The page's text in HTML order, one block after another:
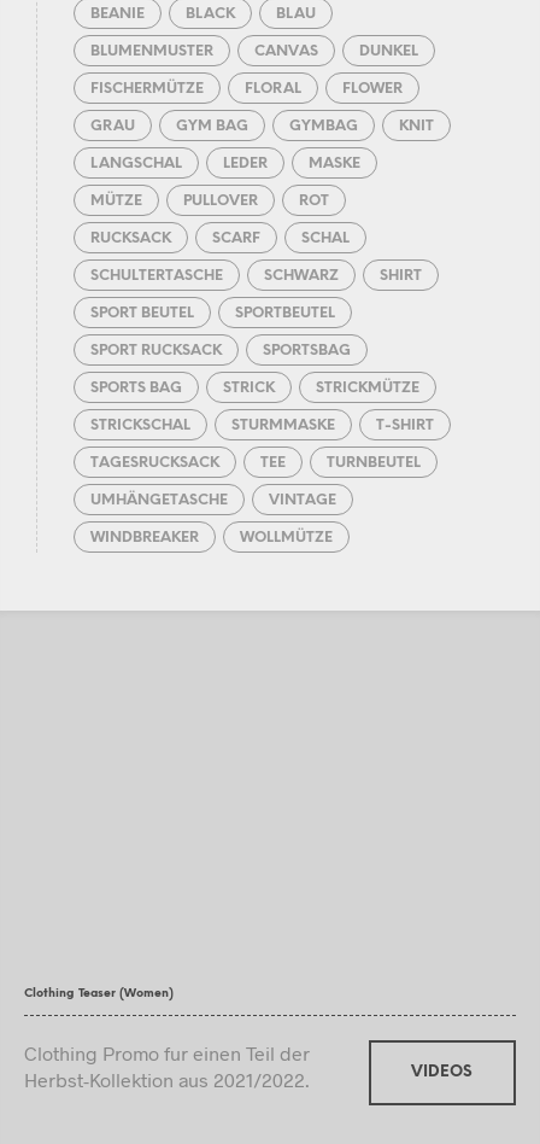
BEANIE BLACK BLAU
BLUMENMUSTER CANVAS DUNKEL
FISCHERMÜTZE FLORAL FLOWER
GRAU GYM BAG GYMBAG KNIT
LANGSCHAL LEDER MASKE
MÜTZE PULLOVER ROT
RUCKSACK SCARF SCHAL
SCHULTERTASCHE SCHWARZ SHIRT
SPORT BEUTEL SPORTBEUTEL
SPORT RUCKSACK SPORTSBAG
SPORTS BAG STRICK STRICKMÜTZE
STRICKSCHAL STURMMASKE T-SHIRT
TAGESRUCKSACK TEE TURNBEUTEL
UMHÄNGETASCHE VINTAGE
WINDBREAKER WOLLMÜTZE
Clothing Teaser (Women)
Clothing Promo fur einen Teil der
Herbst-Kollektion aus 2021/2022.
VIDEOS